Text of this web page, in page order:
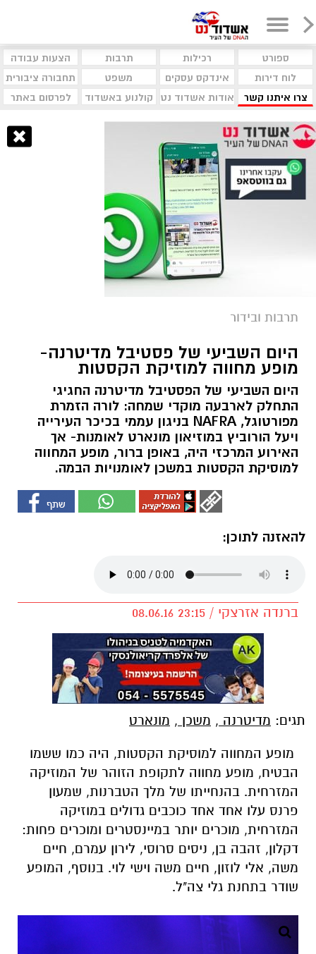
ספורט רכילות תרבות
הצעות עבודה
לוח דירות
אינדקס עסקים משפט
תחבורה ציבורית
צרו איתנו קשר
אודות אשדוד נט קולנוע באשדוד לפרסום באתר
תרבות ובידור
היום השביעי של פסטיבל מדיטרנה-
מופע מחווה למוזיקת הקסטות
היום השביעי של הפסטיבל מדיטרנה החגיגי
התחלק לארבעה מוקדי שמחה: לורה הזמרת
מפורטוגל, NAFRA בניגון עממי בכיכר העירייה
ויעל הורוביץ במוזיאון מונארט לאומנות- אך
האירוע המרכזי היה, באופן ברור, מופע המחווה
למוסיקת הקסטות במשכן לאומנויות הבמה.
להאזנה לתוכן:
ברנדה אזרצקי / 23:15 08.06.16
תגים: מדיטרנה , משכן , מונארט
מופע המחווה למוסיקת הקסטות, היה כמו ששמו
הבטיח, מופע מחווה לתקופת הזוהר של המוזיקה
המזרחית. בהנחייתו של מלך הטברנות, שמעון
פרנס עלו אחד אחד כוכבים גדולים במוזיקה
המזרחית, מוכרים יותר במיינסטרים ומוכרים פחות:
דקלון, זהבה בן, ניסים סרוסי, לירון עמרם, חיים
משה, אלי לוזון, חיים משה וישי לוי. בנוסף, המופע
שודר בתחנת גלי צה"ל.